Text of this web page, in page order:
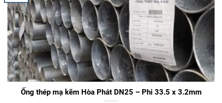
Ống thép mạ kẽm Hòa Phát DN25 – Phi 33.5 x 3.2mm